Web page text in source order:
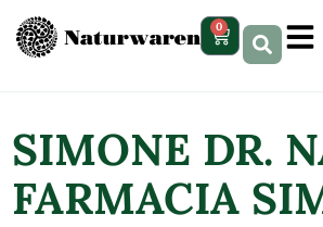
contenuto 0
SIMONE DR.
FARMACIA